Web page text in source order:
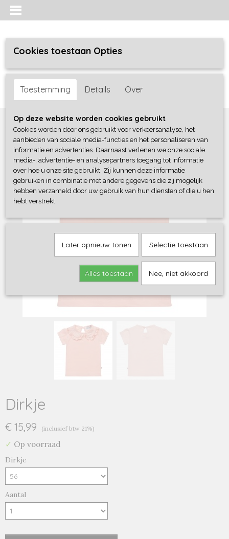
Inloggen Registreren
Home >Meisjes baby>shirts / tunieken>Dirkje
Dirkje
€ 15,99 (inclusief btw 21%)
✓ Op voorraad
Dirkje
Aantal
Cookies toestaan Opties
Toestemming Details Over
Op deze website worden cookies gebruikt
Cookies worden door ons gebruikt voor verkeersanalyse, het
aanbieden van sociale media-functies en het personaliseren van
informatie en advertenties. Daarnaast verlenen we onze sociale
media-, advertentie- en analysepartners toegang tot informatie
over hoe u onze site gebruikt. Zij kunnen deze informatie
gebruiken in combinatie met andere gegevens die zij mogelijk
hebben verzameld door uw gebruik van hun diensten of die u hen
hebt verstrekt.
Later opnieuw tonen Selectie toestaan
Alles toestaan Nee, niet akkoord